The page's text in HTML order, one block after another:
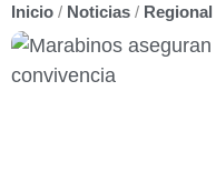
Inicio / Noticias / Regional